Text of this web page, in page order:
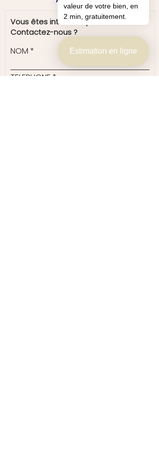
Vous êtes intéressé par ce bien ?
Contactez-nous ?
NOM
TELEPHONE
Estimation en ligne
valeur de votre bien, en
2 min, gratuitement.